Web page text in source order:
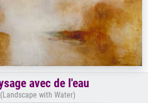
avec de l'eau
(Landscape with Water)